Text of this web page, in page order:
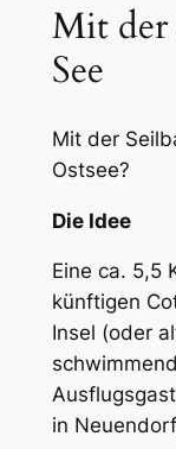
Mit der
See
Mit der
Ostsee?
Die Idee
Eine ca. 5,5
künftigen
Insel (oder
in